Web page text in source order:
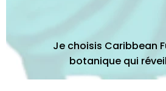
Je choisis Caribbean
botanique qui